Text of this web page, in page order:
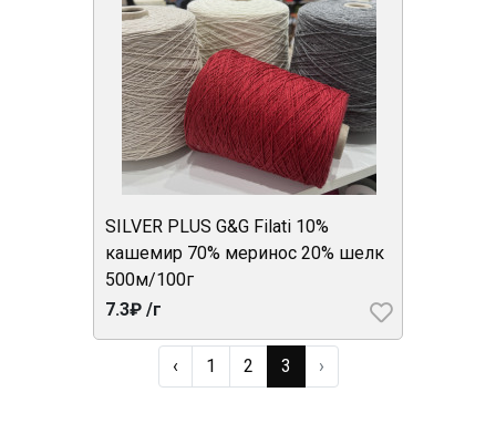
SILVER PLUS G&G Filati 10%
кашемир 70% меринос 20% шелк
500м/100г
7.3₽ /г
‹ 1 2 3 ›